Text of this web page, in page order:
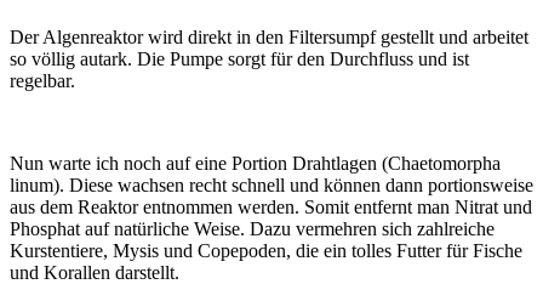
Der Algenreaktor wird direkt in den Filtersumpf gestellt und arbeitet
so völlig autark. Die Pumpe sorgt für den Durchfluss und ist
regelbar.
Nun warte ich noch auf eine Portion Drahtlagen (Chaetomorpha
linum). Diese wachsen recht schnell und können dann portionsweise
aus dem Reaktor entnommen werden. Somit entfernt man Nitrat und
Phosphat auf natürliche Weise. Dazu vermehren sich zahlreiche
Kurstentiere, Mysis und Copepoden, die ein tolles Futter für Fische
und Korallen darstellt.